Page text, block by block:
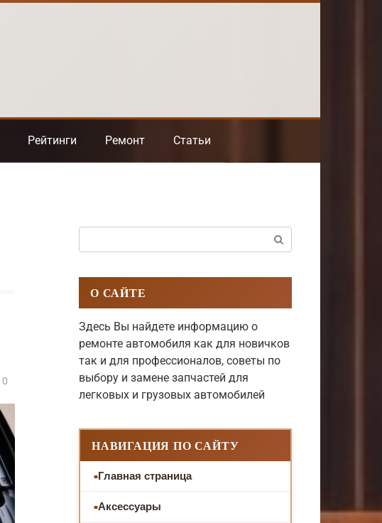
Рейтинги Ремонт Статьи
0
О САЙТЕ
Здесь Вы найдете информацию о
ремонте автомобиля как для новичков
так и для профессионалов, советы по
выбору и замене запчастей для
легковых и грузовых автомобилей
НАВИГАЦИЯ ПО САЙТУ
Главная страница
Аксессуары